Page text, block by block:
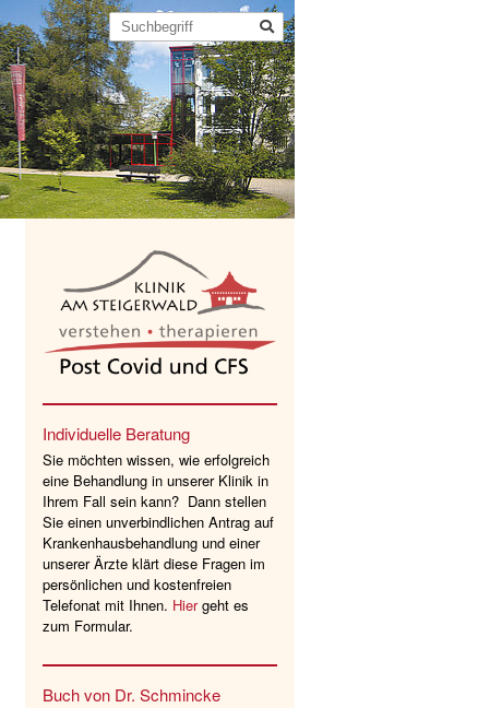
Individuelle Beratung
Sie möchten wissen, wie erfolgreich
eine Behandlung in unserer Klinik in
Ihrem Fall sein kann? Dann stellen
Sie einen unverbindlichen Antrag auf
Krankenhausbehandlung und einer
unserer Ärzte klärt diese Fragen im
persönlichen und kostenfreien
Telefonat mit Ihnen. Hiergeht es
zum Formular.
Buch von Dr. Schmincke